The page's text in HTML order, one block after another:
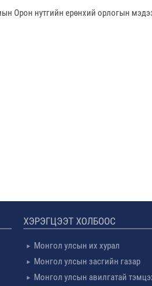
Орон нутгийн ерөнхий орлогын
ХЭРЭГЦЭЭТ ХОЛБООС
Монгол улсын их хурал
Монгол улсын засгийн газар
Монгол улсын авилгатай